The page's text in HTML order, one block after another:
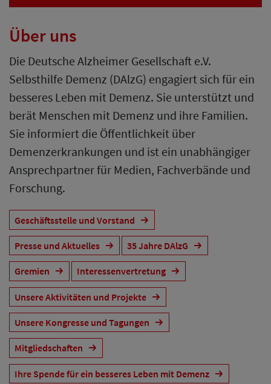
Über uns
Die Deutsche Alzheimer Gesellschaft e.V.
Selbsthilfe Demenz (DAlzG) engagiert sich für ein
besseres Leben mit Demenz. Sie unterstützt und
berät Menschen mit Demenz und ihre Familien.
Sie informiert die Öffentlichkeit über
Demenzerkrankungen und ist ein unabhängiger
Ansprechpartner für Medien, Fachverbände und
Forschung.
Geschäftsstelle und Vorstand
Presse und Aktuelles 35 Jahre DAlzG
Gremien Interessenvertretung
Unsere Aktivitäten und Projekte
Unsere Kongresse und Tagungen
Mitgliedschaften
Ihre Spende für ein besseres Leben mit Demenz